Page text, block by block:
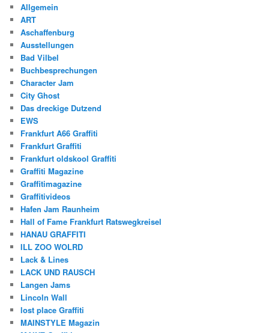
Allgemein
ART
Aschaffenburg
Ausstellungen
Bad Vilbel
Buchbesprechungen
Character Jam
City Ghost
Das dreckige Dutzend
EWS
Frankfurt A66 Graffiti
Frankfurt Graffiti
Frankfurt oldskool Graffiti
Graffiti Magazine
Graffitimagazine
Graffitivideos
Hafen Jam Raunheim
Hall of Fame Frankfurt Ratswegkreisel
HANAU GRAFFITI
ILL ZOO WOLRD
Lack & Lines
LACK UND RAUSCH
Langen Jams
Lincoln Wall
lost place Graffiti
MAINSTYLE Magazin